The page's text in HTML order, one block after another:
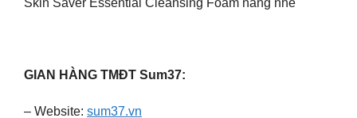
GIAN HÀNG TMĐT Sum37:
– Website: sum37.vn